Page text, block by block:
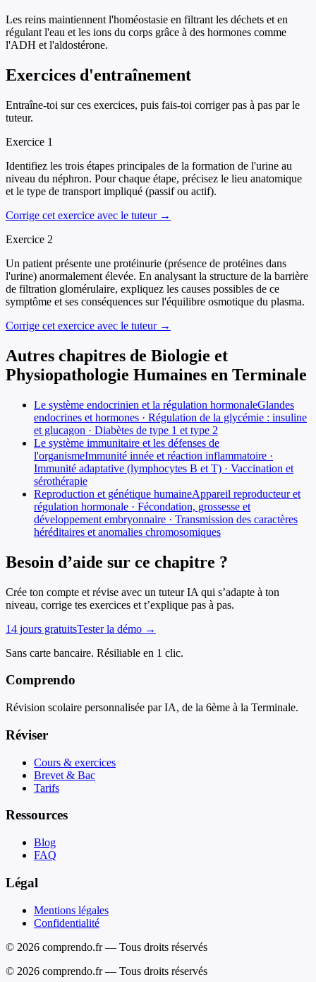
Les reins maintiennent l'homéostasie en filtrant les déchets et en
régulant l'eau et les ions du corps grâce à des hormones comme
l'ADH et l'aldostérone.
Exercices d'entraînement
Entraîne-toi sur ces exercices, puis fais-toi corriger pas à pas par le
tuteur.
Exercice 1
Identifiez les trois étapes principales de la formation de l'urine au
niveau du néphron. Pour chaque étape, précisez le lieu anatomique
et le type de transport impliqué (passif ou actif).
Corrige cet exercice avec le tuteur →
Exercice 2
Un patient présente une protéinurie (présence de protéines dans
l'urine) anormalement élevée. En analysant la structure de la barrière
de filtration glomérulaire, expliquez les causes possibles de ce
symptôme et ses conséquences sur l'équilibre osmotique du plasma.
Corrige cet exercice avec le tuteur →
Autres chapitres de Biologie et
Physiopathologie Humaines en Terminale
Le système endocrinien et la régulation hormonaleGlandes
endocrines et hormones · Régulation de la glycémie : insuline
et glucagon · Diabètes de type 1 et type 2
Le système immunitaire et les défenses de
l'organismeImmunité innée et réaction inflammatoire ·
Immunité adaptative (lymphocytes B et T) · Vaccination et
sérothérapie
Reproduction et génétique humaineAppareil reproducteur et
régulation hormonale · Fécondation, grossesse et
développement embryonnaire · Transmission des caractères
héréditaires et anomalies chromosomiques
Besoin d’aide sur ce chapitre ?
Crée ton compte et révise avec un tuteur IA qui s’adapte à ton
niveau, corrige tes exercices et t’explique pas à pas.
14 jours gratuitsTester la démo →
Sans carte bancaire. Résiliable en 1 clic.
Comprendo
Révision scolaire personnalisée par IA, de la 6ème à la Terminale.
Réviser
Cours & exercices
Brevet & Bac
Tarifs
Ressources
Blog
FAQ
Légal
Mentions légales
Confidentialité
© 2026 comprendo.fr — Tous droits réservés
© 2026 comprendo.fr — Tous droits réservés